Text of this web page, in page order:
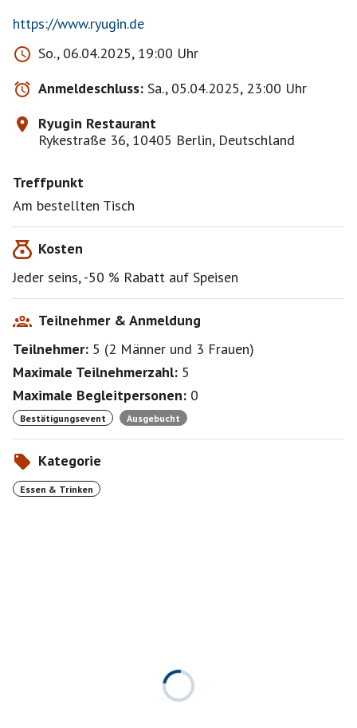
https://www.ryugin.de
So., 06.04.2025, 19:00 Uhr
Anmeldeschluss: Sa., 05.04.2025, 23:00 Uhr
Ryugin Restaurant
Rykestraße 36, 10405 Berlin, Deutschland
Treffpunkt
Am bestellten Tisch
Kosten
Jeder seins, -50 % Rabatt auf Speisen
Teilnehmer & Anmeldung
Teilnehmer: 5 (2 Männer und 3 Frauen)
Maximale Teilnehmerzahl: 5
Maximale Begleitpersonen: 0
Bestätigungsevent Ausgebucht
Kategorie
Essen & Trinken